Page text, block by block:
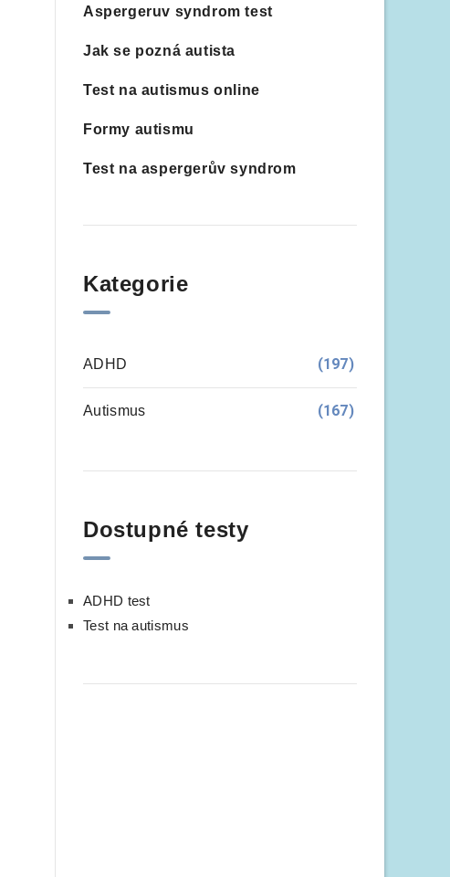
Aspergeruv syndrom test
Jak se pozná autista
Test na autismus online
Formy autismu
Test na aspergerův syndrom
Kategorie
ADHD (197)
Autismus (167)
Dostupné testy
ADHD test
Test na autismus